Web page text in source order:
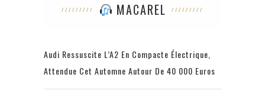
MACAREL
Audi Ressuscite L’A2 En Compacte Électrique,
Attendue Cet Automne Autour De 40 000 Euros